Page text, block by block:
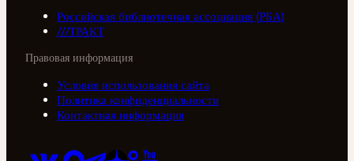
Российская библиотечная ассоциация (РБА)
///ТРАКТ
Правовая информация
Условия использования сайта
Политика конфиденциальности
Контактная информация